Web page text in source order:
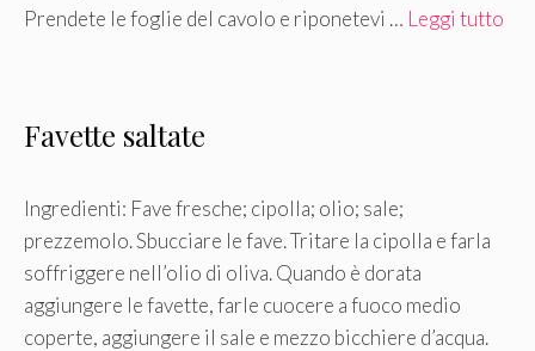
Prendete le foglie del cavolo e riponetevi … Leggi tutto
Favette saltate
Ingredienti: Fave fresche; cipolla; olio; sale;
prezzemolo. Sbucciare le fave. Tritare la cipolla e farla
soffriggere nell’olio di oliva. Quando è dorata
aggiungere le favette, farle cuocere a fuoco medio
coperte, aggiungere il sale e mezzo bicchiere d’acqua.